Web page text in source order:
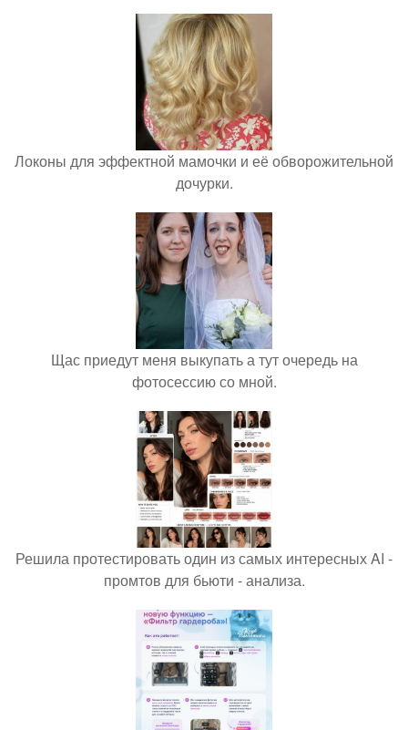
Локоны для эффектной мамочки и её обворожительной
дочурки.
Щас приедут меня выкупать а тут очередь на
фотосессию со мной.
Решила протестировать один из самых интересных AI -
промтов для бьюти - анализа.